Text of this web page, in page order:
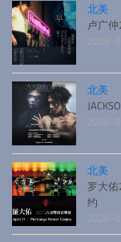
北美
卢广
2026-
北美
2026-
北美
罗大
约
2026-